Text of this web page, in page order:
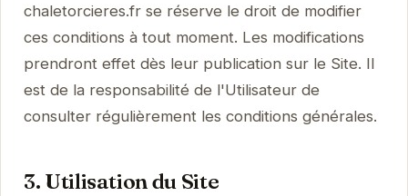
chaletorcieres.fr se réserve le droit de modifier
ces conditions à tout moment. Les modifications
prendront effet dès leur publication sur le Site. Il
est de la responsabilité de l'Utilisateur de
consulter régulièrement les conditions générales.
3. Utilisation du Site